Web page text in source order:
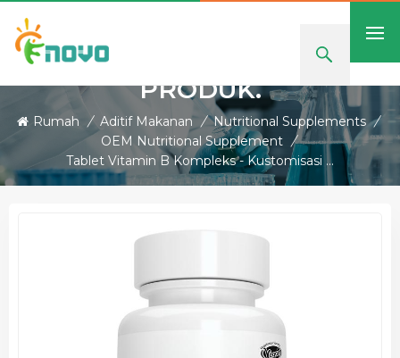
PRODUK.
Rumah / Aditif Makanan / Nutritional Supplements /
OEM Nutritional Supplement /
Tablet Vitamin B Kompleks - Kustomisasi OEM & Label Pribadi